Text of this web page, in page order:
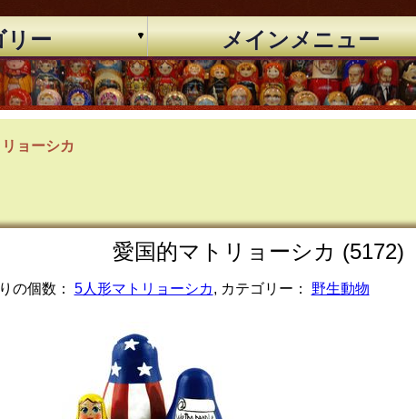
リー メインメニュー
ョーシカ
愛国的マトリョーシカ (5172)
の個数： 5人形マトリョーシカ, カテゴリー： 野生動物